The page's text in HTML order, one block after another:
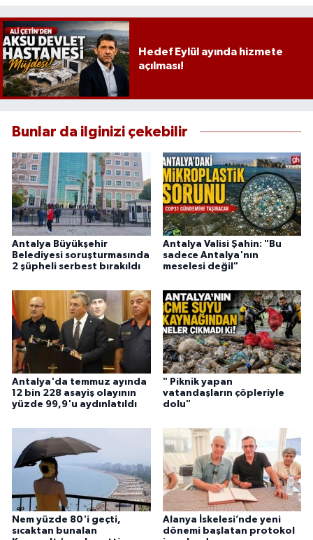
Hedef Eylül ayında hizmete
açılması!
Bunlar da ilginizi çekebilir
Antalya Büyükşehir
Belediyesi soruşturmasında
2 şüpheli serbest bırakıldı
Antalya Valisi Şahin: "Bu
sadece Antalya'nın
meselesi değil"
Antalya'da temmuz ayında
12 bin 228 asayiş olayının
yüzde 99,9'u aydınlatıldı
" Piknik yapan
vatandaşların çöpleriyle
dolu"
Nem yüzde 80'i geçti,
sıcaktan bunalan
Alanya İskelesi’nde yeni
dönemi başlatan protokol